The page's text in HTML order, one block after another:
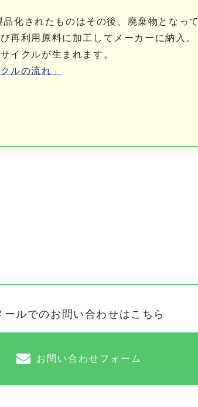
化されたものはその後、廃棄物となって
再利用原料に加工してメーカーに納入。
イクルが生まれます。
ルの流れ」
ールでのお問い合わせはこちら
お問い合わせフォーム